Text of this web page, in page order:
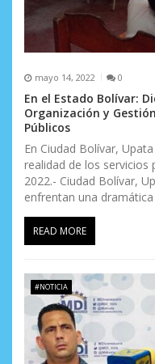
a
a
s
mayo 14, 2022 0
En el Estado Bolívar:
Organización y
Públicos
En Ciudad Bolívar,
realidad de los servicios
2022.- Ciudad Bolívar,
enfrentan una
READ MORE
#NOTICIA